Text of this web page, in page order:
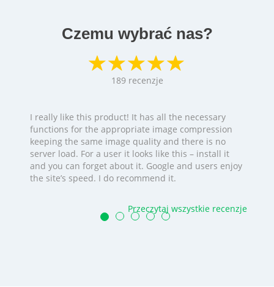
Czemu wybrać nas?
189 recenzje
I really like this product! It has all the necessary
functions for the appropriate image compression
keeping the same image quality and there is no
server load. For a user it looks like this – install it
and you can forget about it. Google and users enjoy
the site’s speed. I do recommend it.
Przeczytaj wszystkie recenzje